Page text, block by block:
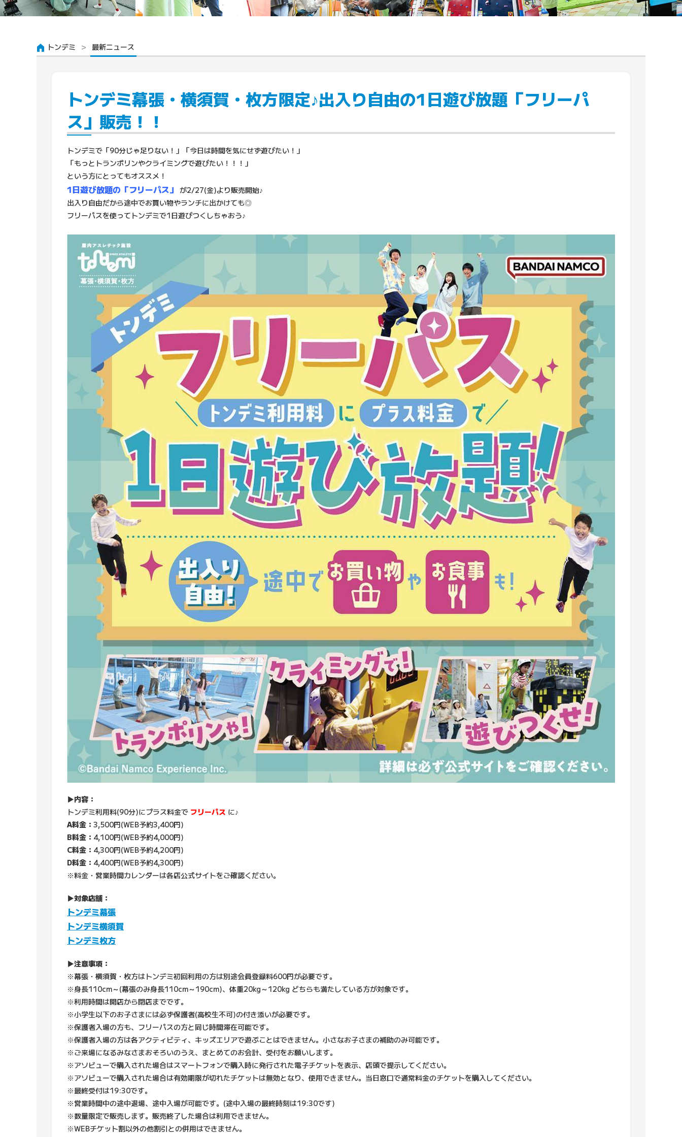
トンデミ 最新ニュース
トンデミ幕張・横須賀・枚方限定♪出入り自由の1日遊び放題「フリーパ
ス」販売！！
トンデミで「90分じゃ足りない！」「今日は時間を気にせず遊びたい！」
「もっとトランポリンやクライミングで遊びたい！！！」
という方にとってもオススメ！
1日遊び放題の「フリーパス」 が2/27(金)より販売開始♪
出入り自由だから途中でお買い物やランチに出かけても◎
フリーパスを使ってトンデミで1日遊びつくしちゃおう♪
▶内容：
トンデミ利用料(90分)にプラス料金で フリーパス に♪
A料金： 3,500円(WEB予約3,400円)
B料金： 4,100円(WEB予約4,000円)
C料金： 4,300円(WEB予約4,200円)
D料金： 4,400円(WEB予約4,300円)
※料金・営業時間カレンダーは各店公式サイトをご確認ください。
▶対象店舗：
トンデミ幕張
トンデミ横須賀
トンデミ枚方
▶注意事項：
※幕張・横須賀・枚方はトンデミ初回利用の方は別途会員登録料600円が必要です。
※身長110cm～(幕張のみ身長110cm～190cm)、体重20kg～120kg どちらも満たしている方が対象です。
※利用時間は開店から閉店までです。
※小学生以下のお子さまには必ず保護者(高校生不可)の付き添いが必要です。
※保護者入場の方も、フリーパスの方と同じ時間滞在可能です。
※保護者入場の方は各アクティビティ、キッズエリアで遊ぶことはできません。小さなお子さまの補助のみ可能です。
※ご来場になるみなさまおそろいのうえ、まとめてのお会計、受付をお願いします。
※アソビューで購入された場合はスマートフォンで購入時に発行された電子チケットを表示、店頭で提示してください。
※アソビューで購入された場合は有効期限が切れたチケットは無効となり、使用できません。当日窓口で通常料金のチケットを購入してください。
※最終受付は19:30です。
※営業時間中の途中退場、途中入場が可能です。(途中入場の最終時刻は19:30です)
※数量限定で販売します。販売終了した場合は利用できません。
※WEBチケット割以外の他割引との併用はできません。